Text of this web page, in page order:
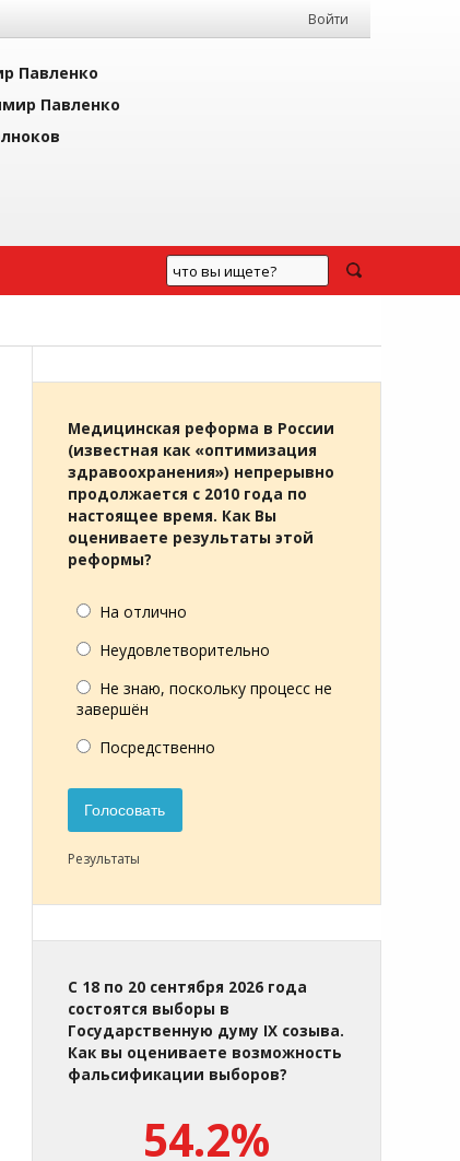
Войти
Павленко
Павленко
Медицинская реформа в России
(известная как «оптимизация
здравоохранения») непрерывно
продолжается с 2010 года по
настоящее время. Как Вы
оцениваете результаты этой
реформы?
На отлично
Неудовлетворительно
Не знаю, поскольку процесс не
завершён
Посредственно
Голосовать
Результаты
С 18 по 20 сентября 2026 года
состоятся выборы в
Государственную думу IX созыва.
Как вы оцениваете возможность
фальсификации выборов?
54.2%